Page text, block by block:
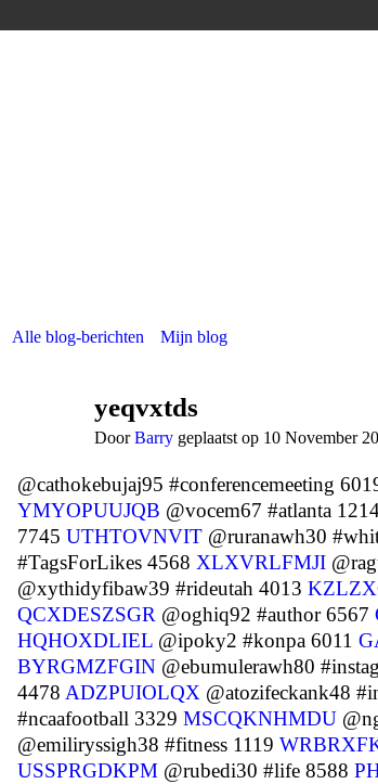
Alle blog-berichten Mijn blog
yeqvxtds
DoorBarry geplaatst op 10 November
@cathokebujaj95 #conferencemeeting
YMYOPUUJQB @vocem67 #atlanta
7745 UTHTOVNVIT @ruranawh30
#TagsForLikes 4568 XLXVRLFMJI
@xythidyfibaw39 #rideutah 4013
QCXDESZSGR @oghiq92 #author 6567
HQHOXDLIEL @ipoky2 #konpa 6011
BYRGMZFGIN @ebumulerawh80
4478 ADZPUIOLQX @atozifeckank48
#ncaafootball 3329 MSCQKNHMDU
@emiliryssigh38 #fitness 1119
USSPRGDKPM @rubedi30 #life 8588